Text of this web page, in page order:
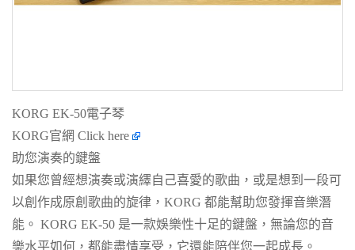
KORG EK-50電子琴
KORG官網 Click here
助您演奏的鍵盤
如果您曾經想演奏或演繹自己喜愛的歌曲，或是想到一段可
以創作成原創歌曲的旋律，KORG 都能幫助您發揮音樂潛
能。 KORG EK-50 是一款娛樂性十足的鍵盤，無論您的音
樂水平如何，都能盡情享受，它還能陪伴您一起成長。